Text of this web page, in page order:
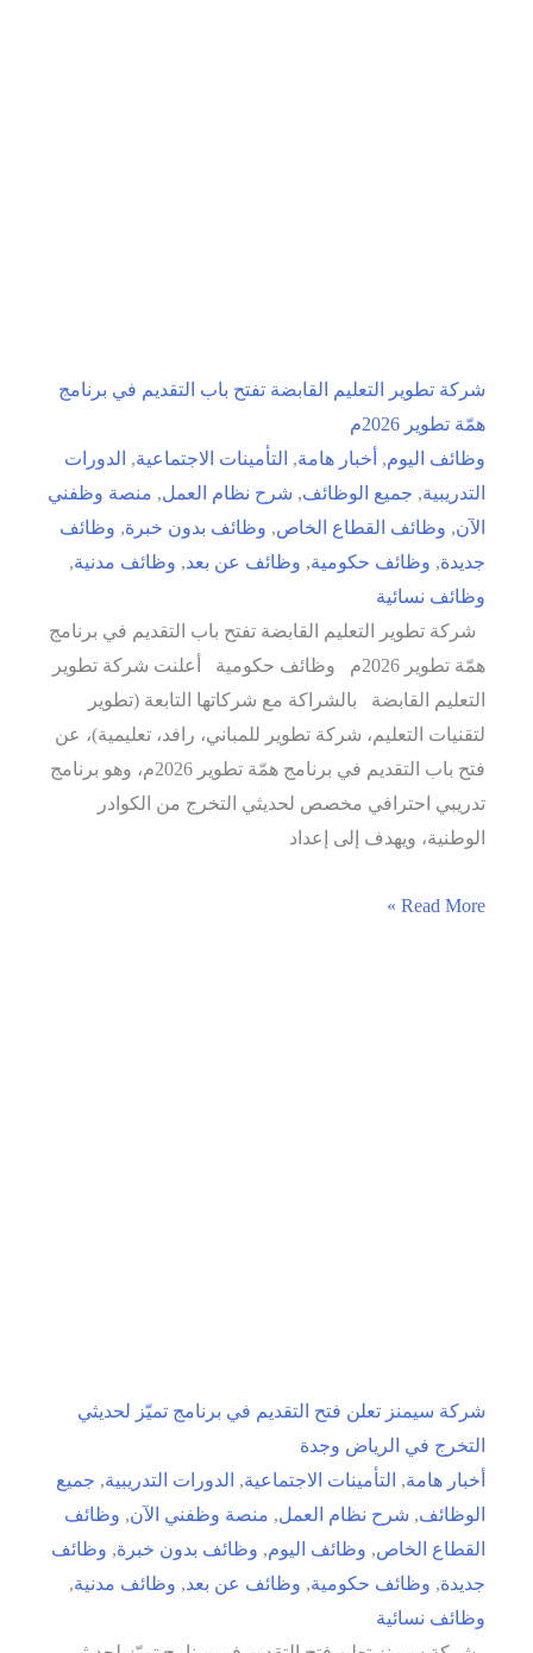
شركة تطوير التعليم القابضة تفتح باب التقديم في برنامج
همّة تطوير 2026م
وظائف اليوم, أخبار هامة, التأمينات الاجتماعية, الدورات
التدريبية, جميع الوظائف, شرح نظام العمل, منصة وظفني
الآن, وظائف القطاع الخاص, وظائف بدون خبرة, وظائف
جديدة, وظائف حكومية, وظائف عن بعد, وظائف مدنية,
وظائف نسائية
شركة تطوير التعليم القابضة تفتح باب التقديم في برنامج
همّة تطوير 2026م وظائف حكومية أعلنت شركة تطوير
التعليم القابضة بالشراكة مع شركاتها التابعة (تطوير
لتقنيات التعليم، شركة تطوير للمباني، رافد، تعليمية)، عن
فتح باب التقديم في برنامج همّة تطوير 2026م، وهو برنامج
تدريبي احترافي مخصص لحديثي التخرج من الكوادر
الوطنية، ويهدف إلى إعداد
شركة
Read More »
شركة سيمنز تعلن فتح التقديم في برنامج تميّز لحديثي
التخرج في الرياض وجدة
أخبار هامة, التأمينات الاجتماعية, الدورات التدريبية, جميع
الوظائف, شرح نظام العمل, منصة وظفني الآن, وظائف
القطاع الخاص, وظائف اليوم, وظائف بدون خبرة, وظائف
جديدة, وظائف حكومية, وظائف عن بعد, وظائف مدنية,
وظائف نسائية